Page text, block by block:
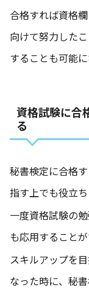
合格すれば資格
向けて努力した
することも可能に
資格試験に合
る
秘書検定に合格
指す上でも役立ち
一度資格試験の
も応用することが
スキルアップを
なった時に、秘